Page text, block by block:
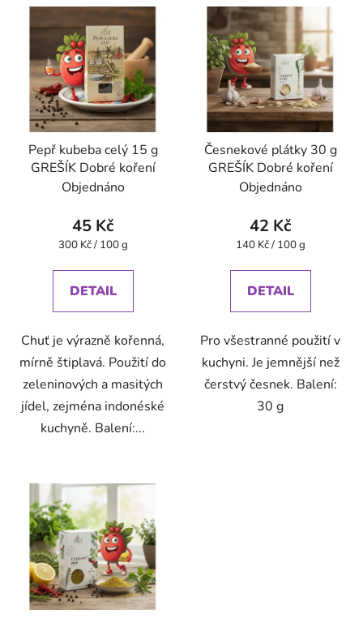
Pepř kubeba celý 15 g
GREŠÍK Dobré koření
Objednáno
45 Kč
Měrná
300 Kč / 100 g
DETAIL
Chuť je výrazně kořenná,
mírně štiplavá. Použití do
zeleninových a masitých
jídel, zejména indonéské
kuchyně. Balení:...
Česnekové plátky 30 g
GREŠÍK Dobré koření
Objednáno
42 Kč
Měrná
140 Kč / 100 g
DETAIL
Pro všestranné použití v
kuchyni. Je jemnější než
čerstvý česnek. Balení:
30 g